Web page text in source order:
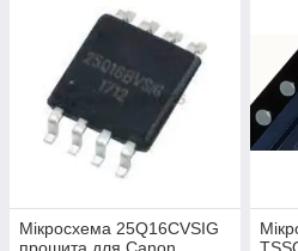
Мікросхема 25Q16CVSIG